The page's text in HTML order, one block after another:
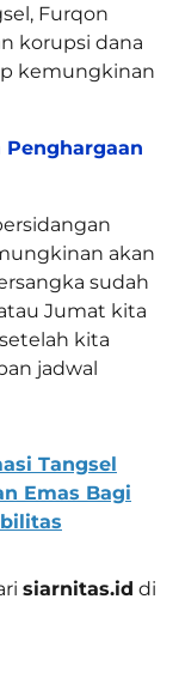
Furqon
korupsi dana
kemungkinan
Penghargaan
akan
sudah
Jumat kita
kita
jadwal
Tangsel
Emas Bagi
siarnitas.id di